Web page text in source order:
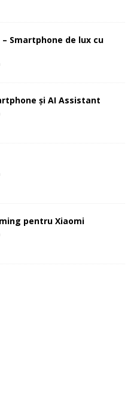
Smartphone de lux cu
și AI Assistant
pentru Xiaomi